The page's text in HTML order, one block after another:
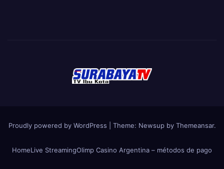
Proudly powered by WordPress Theme: Newsupby Themeansar.
HomeLive StreamingOlimp Casino Argentina – métodos de pago